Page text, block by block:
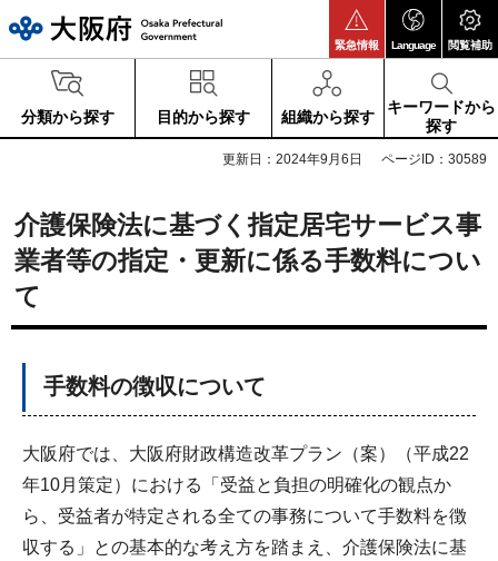
緊急情報 Language 閲覧補助
分類から探す 目的から探す 組織から探す
キーワードから
探す
更新日：2024年9月6日 ページID：30589
介護保険法に基づく指定居宅サービス事
業者等の指定・更新に係る手数料につい
て
手数料の徴収について
大阪府では、大阪府財政構造改革プラン（案）（平成22
年10月策定）における「受益と負担の明確化の観点か
ら、受益者が特定される全ての事務について手数料を徴
収する」との基本的な考え方を踏まえ、介護保険法に基